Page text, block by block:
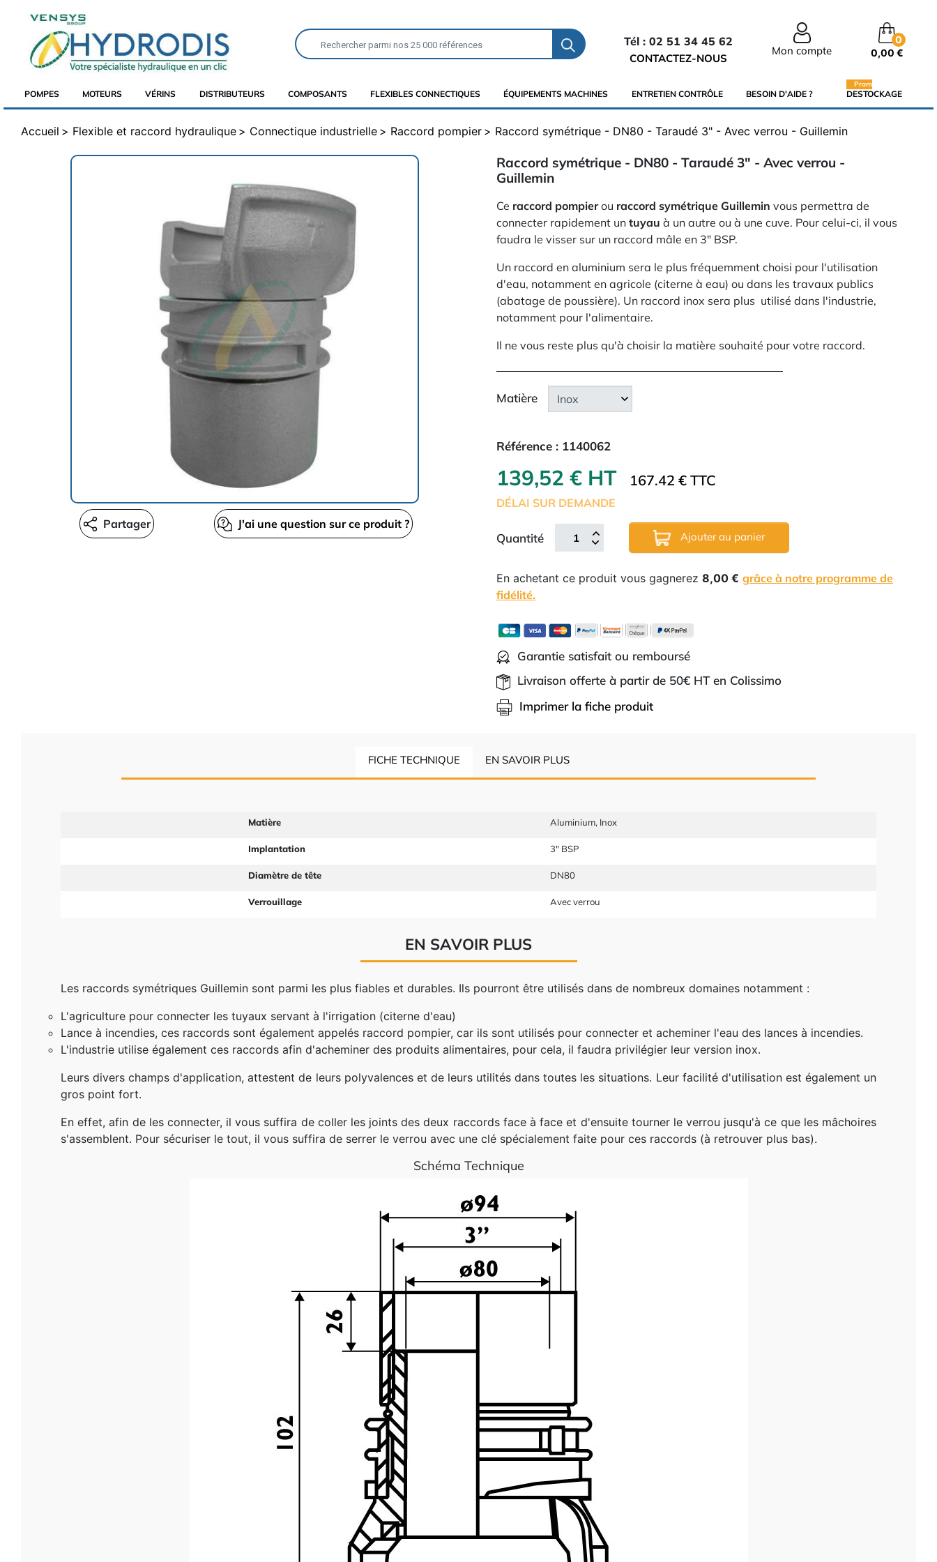
Tél : 02 51 34 45 62
CONTACTEZ-NOUS
Mon compte
0
0,00 €
POMPES MOTEURS VÉRINS DISTRIBUTEURS COMPOSANTS FLEXIBLES CONNECTIQUES ÉQUIPEMENTS MACHINES ENTRETIEN CONTRÔLE BESOIN D'AIDE ? DESTOCKAGE
Promo
Accueil Flexible et raccord hydraulique Connectique industrielle Raccord pompier Raccord symétrique - DN80 - Taraudé 3" - Avec verrou - Guillemin
J'ai une question sur ce produit ?
Partager
Raccord symétrique - DN80 - Taraudé 3" - Avec verrou -
Guillemin
Ce raccord pompier ou raccord symétrique Guillemin vous permettra de
connecter rapidement un tuyau à un autre ou à une cuve. Pour celui-ci, il vous
faudra le visser sur un raccord mâle en 3" BSP.
Un raccord en aluminium sera le plus fréquemment choisi pour l'utilisation
d'eau, notamment en agricole (citerne à eau) ou dans les travaux publics
(abatage de poussière). Un raccord inox sera plus utilisé dans l'industrie,
notamment pour l'alimentaire.
Il ne vous reste plus qu'à choisir la matière souhaité pour votre raccord.
Matière
Référence : 1140062
139,52 € HT 167.42 € TTC
DÉLAI SUR DEMANDE
Quantité Ajouter au panier
En achetant ce produit vous gagnerez 8,00 € grâce à notre programme de
fidélité.
Garantie satisfait ou remboursé
Livraison offerte à partir de 50€ HT en Colissimo
Imprimer la fiche produit
FICHE TECHNIQUE EN SAVOIR PLUS
Matière Aluminium, Inox
Implantation 3" BSP
Diamètre de tête DN80
Verrouillage Avec verrou
EN SAVOIR PLUS
Les raccords symétriques Guillemin sont parmi les plus fiables et durables. Ils pourront être utilisés dans de nombreux domaines notamment :
L'agriculture pour connecter les tuyaux servant à l'irrigation (citerne d'eau)
Lance à incendies, ces raccords sont également appelés raccord pompier, car ils sont utilisés pour connecter et acheminer l'eau des lances à incendies.
L'industrie utilise également ces raccords afin d'acheminer des produits alimentaires, pour cela, il faudra privilégier leur version inox.
Leurs divers champs d'application, attestent de leurs polyvalences et de leurs utilités dans toutes les situations. Leur facilité d'utilisation est également un
gros point fort.
En effet, afin de les connecter, il vous suffira de coller les joints des deux raccords face à face et d'ensuite tourner le verrou jusqu'à ce que les mâchoires
s'assemblent. Pour sécuriser le tout, il vous suffira de serrer le verrou avec une clé spécialement faite pour ces raccords (à retrouver plus bas).
Schéma Technique